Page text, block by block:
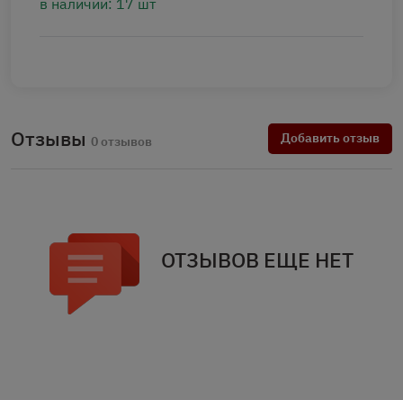
в наличии: 17 шт
Отзывы 0 отзывов Добавить отзыв
ОТЗЫВОВ ЕЩЕ НЕТ